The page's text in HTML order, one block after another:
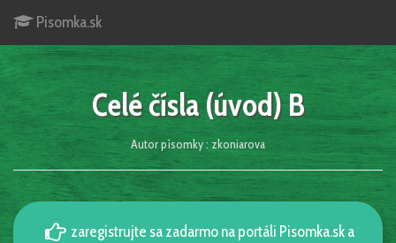
Pisomka.sk
Celé čísla (úvod) B
Autor písomky : zkoniarova
zaregistrujte sa zadarmo na portáli Pisomka.sk a